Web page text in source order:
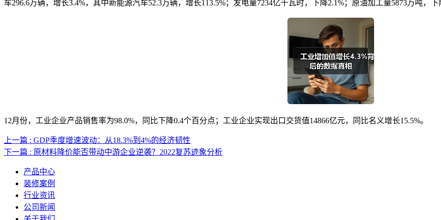
车296.6万辆，增长3.4%，其中新能源汽车52.3万辆，增长113.5%；发电量7234亿千瓦时，下降2.1%；原油加工量5873万吨，下
12月份，工业企业产品销售率为98.0%，同比下降0.4个百分点；工业企业实现出口交货值14866亿元，同比名义增长15.5%。
上一篇 : GDP季度增速波动：从18.3%到4%的经济韧性
下一篇 : 原材料降价能否带动中游企业逆袭？2022复苏迹象分析
产品中心
装修案例
行业资讯
公司新闻